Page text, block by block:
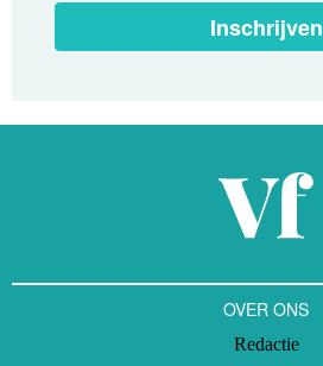
Inschrijven
OVER ONS
Redactie